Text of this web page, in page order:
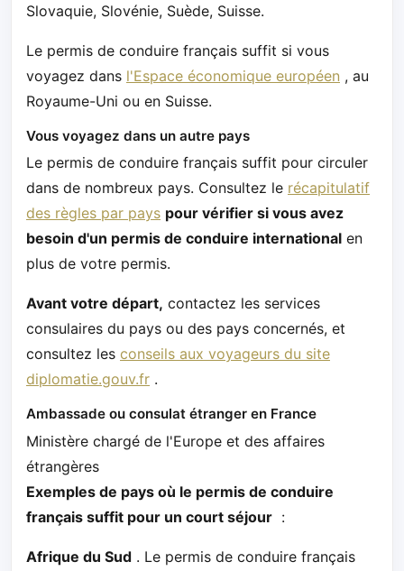
Slovaquie, Slovénie, Suède, Suisse.
Le permis de conduire français suffit si vous
voyagez dans l'Espace économique européen , au
Royaume-Uni ou en Suisse.
Vous voyagez dans un autre pays
Le permis de conduire français suffit pour circuler
dans de nombreux pays. Consultez le récapitulatif
des règles par pays pour vérifier si vous avez
besoin d'un permis de conduire international en
plus de votre permis.
Avant votre départ, contactez les services
consulaires du pays ou des pays concernés, et
consultez les conseils aux voyageurs du site
diplomatie.gouv.fr .
Ambassade ou consulat étranger en France
Ministère chargé de l'Europe et des affaires
étrangères
Exemples de pays où le permis de conduire
français suffit pour un court séjour :
Afrique du Sud . Le permis de conduire français